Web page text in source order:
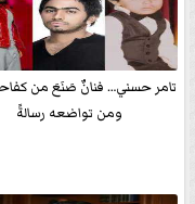
تامر حسني… فنانٌ صَنَعَ من
ومن تواضعه رسالةً